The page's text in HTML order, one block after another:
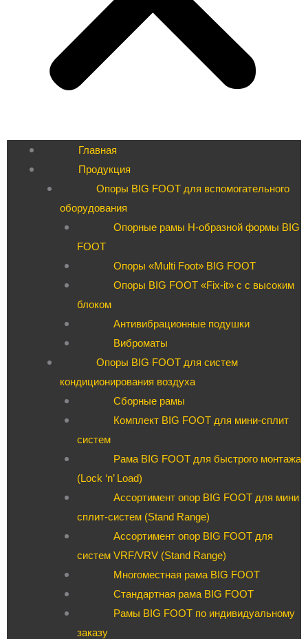
Главная
Продукция
Опоры BIG FOOT для вспомогательного
оборудования
Опорные рамы H-образной формы BIG
FOOT
Опоры «Multi Foot» BIG FOOT
Опоры BIG FOOT «Fix-it» c с высоким
блоком
Антивибрационные подушки
Виброматы
Опоры BIG FOOT для систем
кондиционирования воздуха
Сборные рамы
Комплект BIG FOOT для мини-сплит
систем
Рама BIG FOOT для быстрого монтажа
(Lock ‘n’ Load)
Ассортимент опор BIG FOOT для мини
сплит-систем (Stand Range)
Ассортимент опор BIG FOOT для
систем VRF/VRV (Stand Range)
Многоместная рама BIG FOOT
Стандартная рама BIG FOOT
Рамы BIG FOOT по индивидуальному
заказу